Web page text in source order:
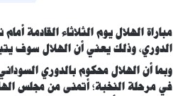
الدوري، وذلك يعني أن الهلال سوف
وبما أن الهلال محكوم بالدوري
في مرحلة النخبة؛ أتمنى من مجلس